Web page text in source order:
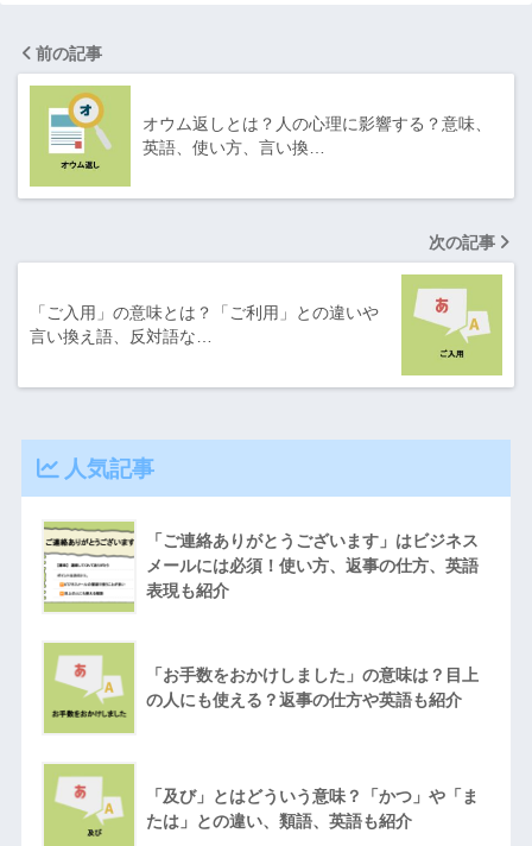
前の記事
オウム返しとは？人の心理に影響する？意味、
英語、使い方、言い換…
次の記事
「ご入用」の意味とは？「ご利用」との違いや
言い換え語、反対語な…
人気記事
「ご連絡ありがとうございます」はビジネス
メールには必須！使い方、返事の仕方、英語
表現も紹介
「お手数をおかけしました」の意味は？目上
の人にも使える？返事の仕方や英語も紹介
「及び」とはどういう意味？「かつ」や「ま
たは」との違い、類語、英語も紹介